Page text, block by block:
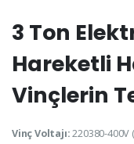
3 Ton
Hareketli
Vinçlerin
Vinç Voltajı:220380-400V